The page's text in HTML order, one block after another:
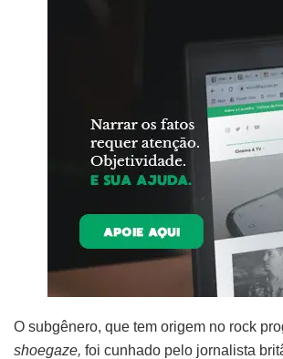
O subgênero, que tem origem no rock
shoegaze, foi cunhado pelo jornalista